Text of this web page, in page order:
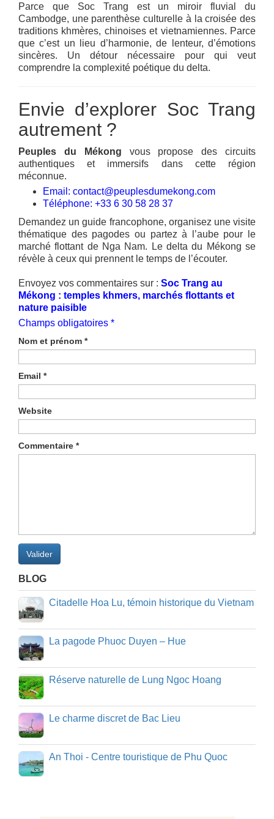
Parce que Soc Trang est un miroir fluvial du
Cambodge, une parenthèse culturelle à la croisée des
traditions khmères, chinoises et vietnamiennes. Parce
que c’est un lieu d’harmonie, de lenteur, d’émotions
sincères. Un détour nécessaire pour qui veut
comprendre la complexité poétique du delta.
Envie d’explorer Soc Trang
autrement ?
Peuples du Mékong vous propose des circuits
authentiques et immersifs dans cette région
méconnue.
Email: contact@peuplesdumekong.com
Téléphone: +33 6 30 58 28 37
Demandez un guide francophone, organisez une visite
thématique des pagodes ou partez à l’aube pour le
marché flottant de Nga Nam. Le delta du Mékong se
révèle à ceux qui prennent le temps de l’écouter.
Envoyez vos commentaires sur : Soc Trang au
Mékong : temples khmers, marchés flottants et
nature paisible
Champs obligatoires *
Nom et prénom *
Email *
Website
Commentaire *
Valider
BLOG
Citadelle Hoa Lu, témoin historique du Vietnam
La pagode Phuoc Duyen – Hue
Réserve naturelle de Lung Ngoc Hoang
Le charme discret de Bac Lieu
An Thoi - Centre touristique de Phu Quoc